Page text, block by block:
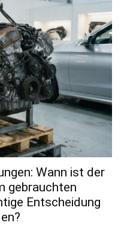
Wann ist der
gebrauchten
Entscheidung